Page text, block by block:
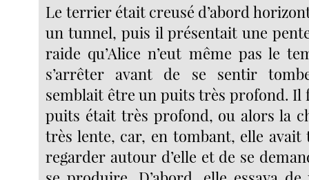
Le terrier était creusé d’abord
un tunnel, puis il présentait une
raide qu’Alice n’eut même pas le
s’arrêter avant de se sentir
semblait être un puits très profond. Il
puits était très profond, ou alors la
très lente, car, en tombant, elle
regarder autour d’elle et de se